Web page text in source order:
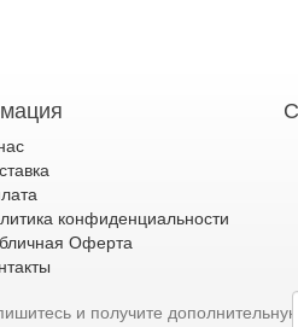
конфиденциальности
Оферта
и получите